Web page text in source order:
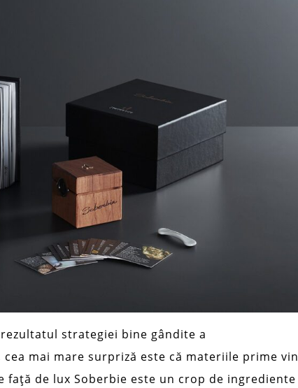
strategiei bine gândite a
mai mare surpriză este că materiile prime vin
de lux Soberbie este un crop de ingrediente